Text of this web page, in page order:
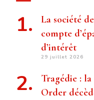
La société
compte
d’intérêt
29 juillet 2026
Tragédie :
Order